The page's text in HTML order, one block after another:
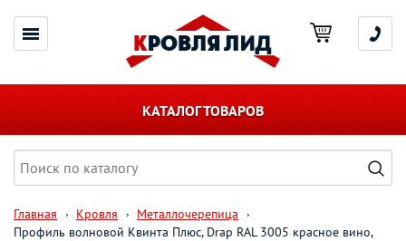
КАТАЛОГ ТОВАРОВ
Главная Кровля
Металлочерепица
Профиль волновой Квинта Плюс, Drap RAL 3005 красное вино,